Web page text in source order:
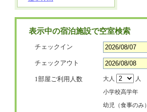
表示中の宿泊施設で空室検索
チェックイン
チェックアウト
1部屋ご利用人数 大人
人
小学校高学年
幼児（食事のみ）